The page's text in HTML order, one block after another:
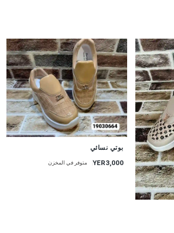
بوتي نسائي
YER3,000 متوفر في المخزن